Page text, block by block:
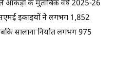
आंकड़ों के मुताबिक वर्ष 2025-26
इकाइयों ने लगभग 1,852
सालाना निर्यात लगभग 975